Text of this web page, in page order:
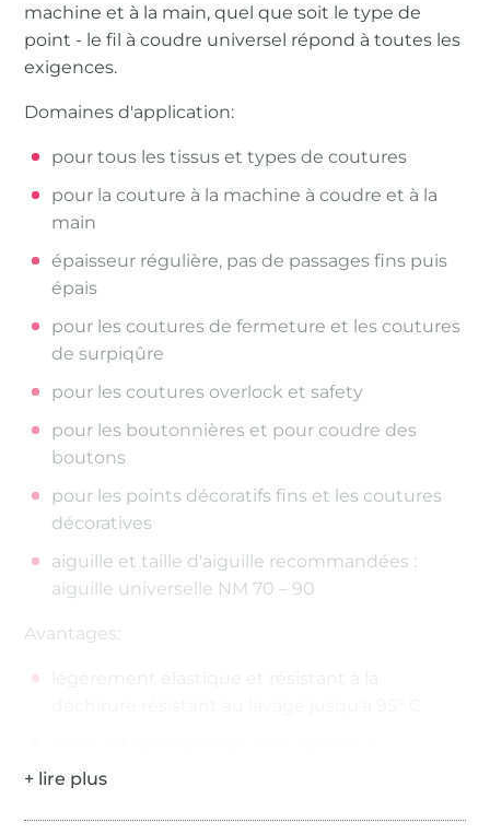
machine et à la main, quel que soit le type de
point - le fil à coudre universel répond à toutes les
exigences.
Domaines d'application:
pour tous les tissus et types de coutures
pour la couture à la machine à coudre et à la
main
épaisseur régulière, pas de passages fins puis
épais
pour les coutures de fermeture et les coutures
de surpiqûre
pour les coutures overlock et safety
pour les boutonnières et pour coudre des
boutons
pour les points décoratifs fins et les coutures
décoratives
aiguille et taille d'aiguille recommandées :
aiguille universelle NM 70 – 90
Avantages:
200 mètres sur la bobine
Épaisseur de fil : No./Tkt. 100 | dtex 300/2 | Nm